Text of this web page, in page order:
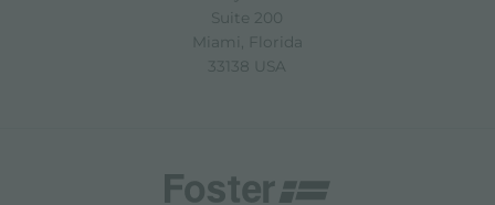
Suite 200
Miami, Florida
33138 USA